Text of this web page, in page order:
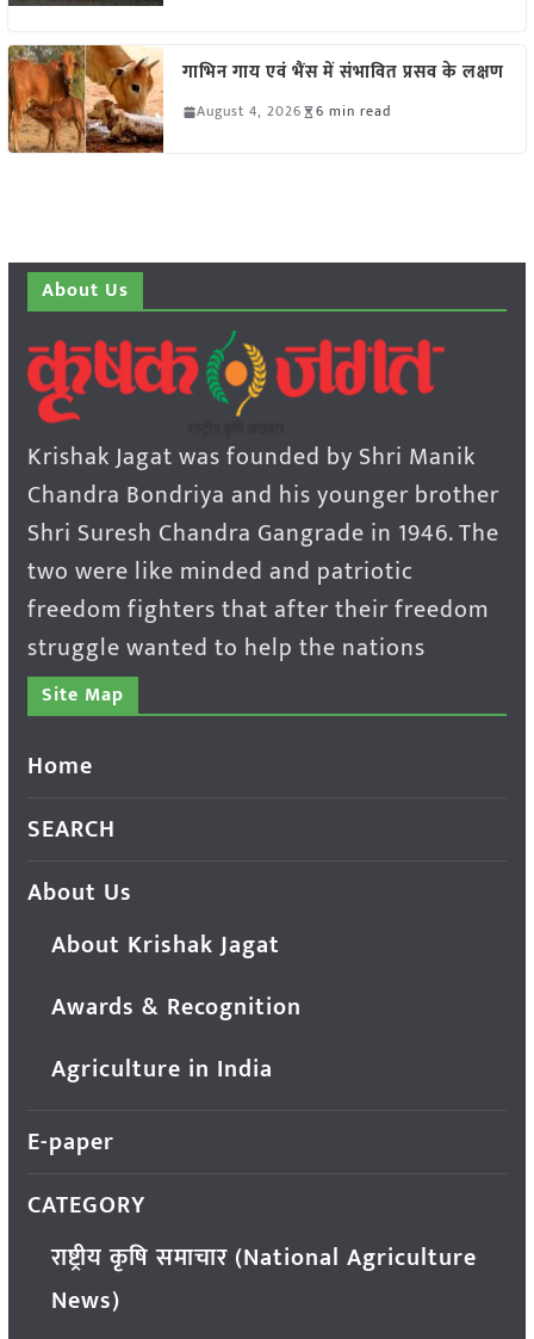
गाभिन गाय एवं भैंस में संभावित प्रसव के लक्षण
August 4, 2026 6 min read
About Us
Krishak Jagat was founded by Shri Manik
Chandra Bondriya and his younger brother
Shri Suresh Chandra Gangrade in 1946. The
two were like minded and patriotic
freedom fighters that after their freedom
struggle wanted to help the nations
Site Map
Home
SEARCH
About Us
About Krishak Jagat
Awards & Recognition
Agriculture in India
E-paper
CATEGORY
राष्ट्रीय कृषि समाचार (National Agriculture
News)